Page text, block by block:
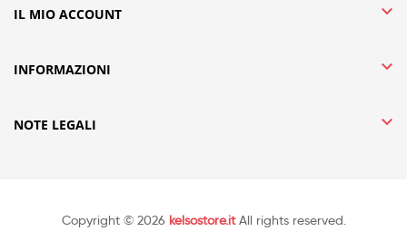
IL MIO ACCOUNT 
INFORMAZIONI 
NOTE LEGALI 
Copyright © 2026 kelsostore.itAll rights reserved.